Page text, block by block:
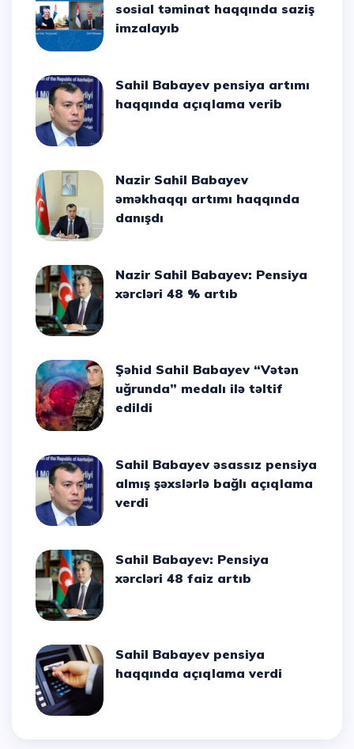
sosial təminat haqqında saziş
imzalayıb
Sahil Babayev pensiya artımı
haqqında açıqlama verib
Nazir Sahil Babayev
əməkhaqqı artımı haqqında
danışdı
Nazir Sahil Babayev: Pensiya
xərcləri 48 % artıb
Şəhid Sahil Babayev “Vətən
uğrunda” medalı ilə təltif
edildi
Sahil Babayev əsassız pensiya
almış şəxslərlə bağlı açıqlama
verdi
Sahil Babayev: Pensiya
xərcləri 48 faiz artıb
Sahil Babayev pensiya
haqqında açıqlama verdi